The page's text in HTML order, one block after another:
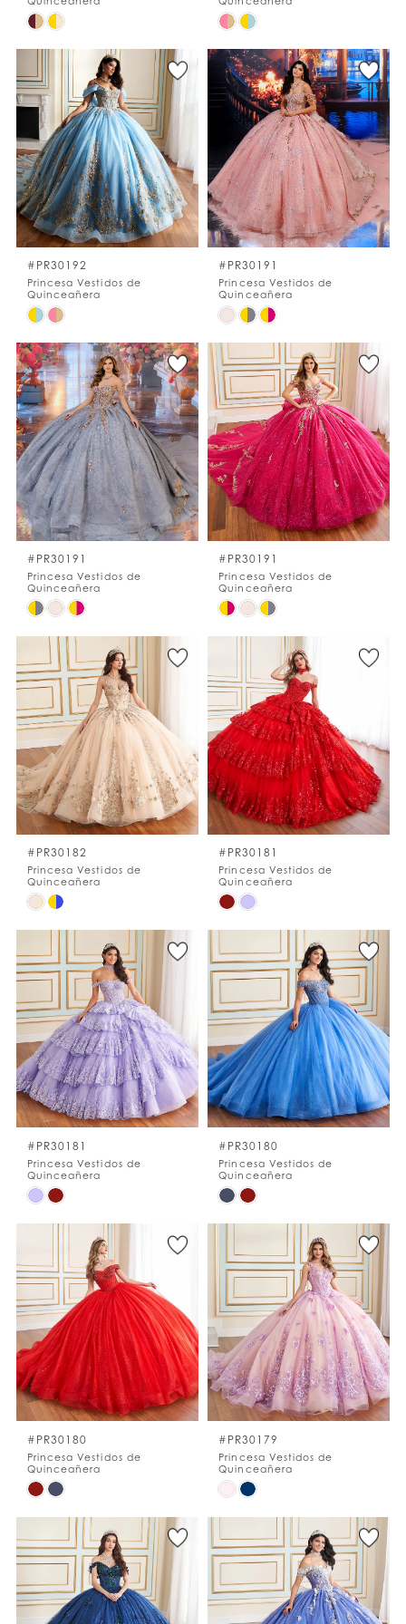
Skip
#9947864278
to
end
Skip
List
#fd0404d36f
end
#PR30192
Princesa Vestidos de
Quinceañera
Skip
List
#f01a6f6468
to
end
#PR30191
Princesa Vestidos de
Quinceañera
Skip
List
#865f21338a
to
end
#PR30191
Princesa Vestidos de
Quinceañera
Skip
#a62acf78a1
end
#PR30191
Princesa Vestidos de
Quinceañera
Skip
#0b7ec5447f
to
end
#PR30182
Princesa Vestidos de
Quinceañera
Skip
#3f2b3fda2e
end
#PR30181
Princesa Vestidos de
Quinceañera
Skip
#e890bce3e1
end
#PR30181
Princesa Vestidos de
Quinceañera
Skip
#5fe05bea0e
end
#PR30180
Princesa Vestidos de
Quinceañera
Skip
#15aefc67b3
end
#PR30180
Princesa Vestidos de
Quinceañera
Skip
List
#08f31510a0
to
end
#PR30179
Princesa Vestidos de
Quinceañera
Skip
List
#d666e54aa5
to
end